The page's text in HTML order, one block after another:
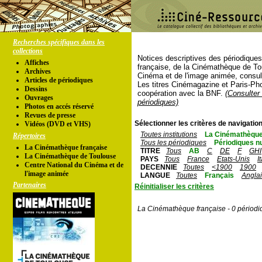
Recherches spécifiques dans les
collections
Affiches
Archives
Articles de périodiques
Dessins
Ouvrages
Photos en accés réservé
Revues de presse
Vidéos (DVD et VHS)
Répertoires
La Cinémathèque française
La Cinémathèque de Toulouse
Centre National du Cinéma et de
l'image animée
Partenaires
Notices descriptives des
française, de la Cinémathèque de
Cinéma et de l'image animée,
Les titres Cinémagazine et Paris-
coopération avec la BNF.
périodiques)
Sélectionner les critères de
Toutes institutions
La
Tous les périodiques
Périodiques
TITRE
Tous AB C DE F
GHI
PAYS
Tous France Etats-Unis
DECENNIE
Toutes <1900
1900
LANGUE
Toutes Français
Réinitialiser les critères
La Cinémathèque française - 0